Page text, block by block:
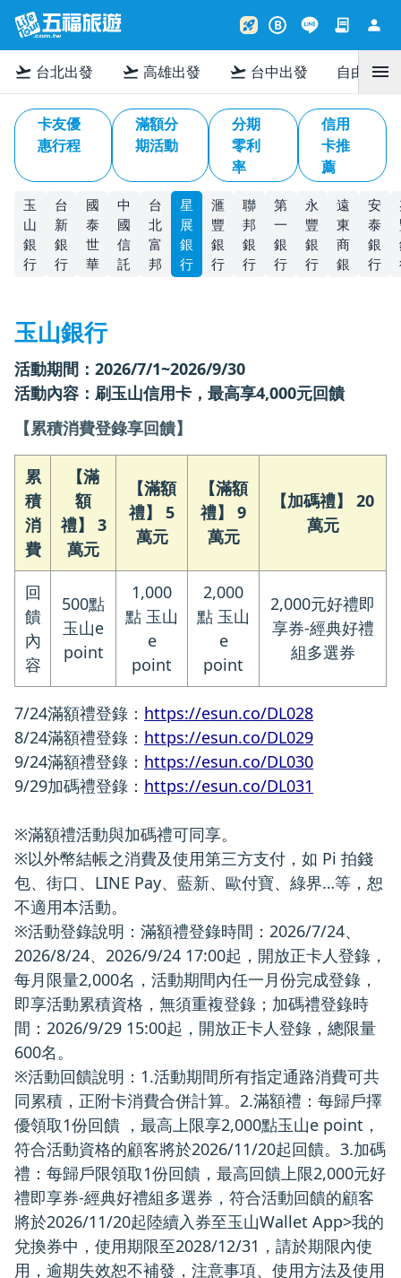
rocket_launch B contract person
flight_takeoff 台北出發 flight_takeoff 高雄出發 flight_takeoff 台中出發 自由行menu
卡友優
惠行程
滿額分
期活動
分期
零利
率
信用
卡推
薦
玉
山
銀
行
台
新
銀
行
國
泰
世
華
中
國
信
託
台
北
富
邦
星
展
銀
行
滙
豐
銀
行
聯
邦
銀
行
第
一
銀
行
永
豐
銀
行
遠
東
商
銀
安
泰
銀
行
玉山銀行
活動期間：2026/7/1~2026/9/30
活動內容：刷玉山信用卡，最高享4,000元回饋
【累積消費登錄享回饋】
累
積
消
費
【滿
額
禮】 3
萬元
【滿額
禮】 5
萬元
【滿額
禮】 9
萬元
【加碼禮】 20
萬元
回
饋
內
容
500點
玉山e
point
1,000
點 玉山
e
point
2,000
點 玉山
e
point
2,000元好禮即
享券-經典好禮
組多選券
7/24滿額禮登錄： https://esun.co/DL028
8/24滿額禮登錄： https://esun.co/DL029
9/24滿額禮登錄： https://esun.co/DL030
9/29加碼禮登錄： https://esun.co/DL031
※滿額禮活動與加碼禮可同享。
※以外幣結帳之消費及使用第三方支付，如 Pi 拍錢
包、街口、LINE Pay、藍新、歐付寶、綠界…等，恕
不適用本活動。
※活動登錄說明：滿額禮登錄時間：2026/7/24、
2026/8/24、2026/9/24 17:00起，開放正卡人登錄，
每月限量2,000名，活動期間內任一月份完成登錄，
即享活動累積資格，無須重複登錄；加碼禮登錄時
間：2026/9/29 15:00起，開放正卡人登錄，總限量
600名。
※活動回饋說明：1.活動期間所有指定通路消費可共
同累積，正附卡消費合併計算。2.滿額禮：每歸戶擇
優領取1份回饋 ，最高上限享2,000點玉山e point，
符合活動資格的顧客將於2026/11/20起回饋。3.加碼
禮：每歸戶限領取1份回饋，最高回饋上限2,000元好
禮即享券-經典好禮組多選券，符合活動回饋的顧客
將於2026/11/20起陸續入券至玉山Wallet App>我的
兌換券中，使用期限至2028/12/31，請於期限內使
用，逾期失效恕不補發，注意事項、使用方法及使用